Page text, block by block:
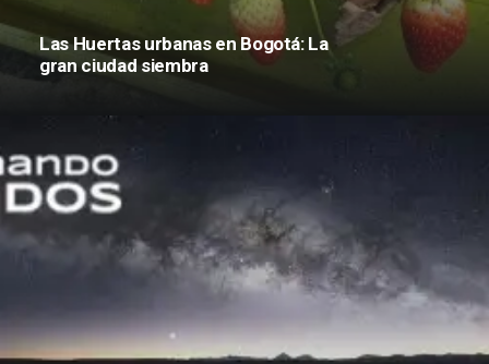
Las Huertas urbanas en Bogotá: La
gran ciudad siembra